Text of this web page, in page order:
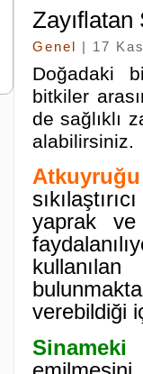
Zayıflatan
Genel | 17
Doğadaki
bitkiler
de sağlıklı
alabilirsiniz.
yaprak ve
verebildiği
Sinameki